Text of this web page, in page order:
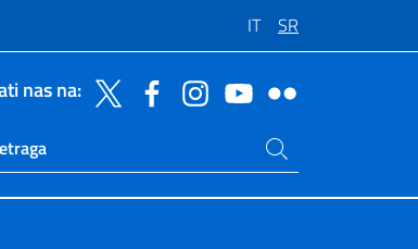
IT SR
nas na:
sito live